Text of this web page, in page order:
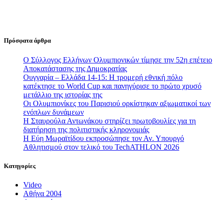
Πρόσφατα άρθρα
Ο Σύλλογος Ελλήνων Ολυμπιονικών τίμησε την 52η επέτειο
Αποκατάστασης της Δημοκρατίας
Ουγγαρία – Ελλάδα 14-15: Η τρομερή εθνική πόλο
κατέκτησε το World Cup και πανηγύρισε το πρώτο χρυσό
μετάλλιο της ιστορίας της
Οι Ολυμπιονίκες του Παρισιού ορκίστηκαν αξιωματικοί των
ενόπλων δυνάμεων
Η Σταυρούλα Αντωνάκου στηρίζει πρωτοβουλίες για τη
διατήρηση της πολιτιστικής κληρονομιάς
Η Εύη Μωραϊτίδου εκπροσώπησε τον Αν. Υπουργό
Αθλητισμού στον τελικό του TechATHLON 2026
Κατηγορίες
Video
Αθήνα 2004